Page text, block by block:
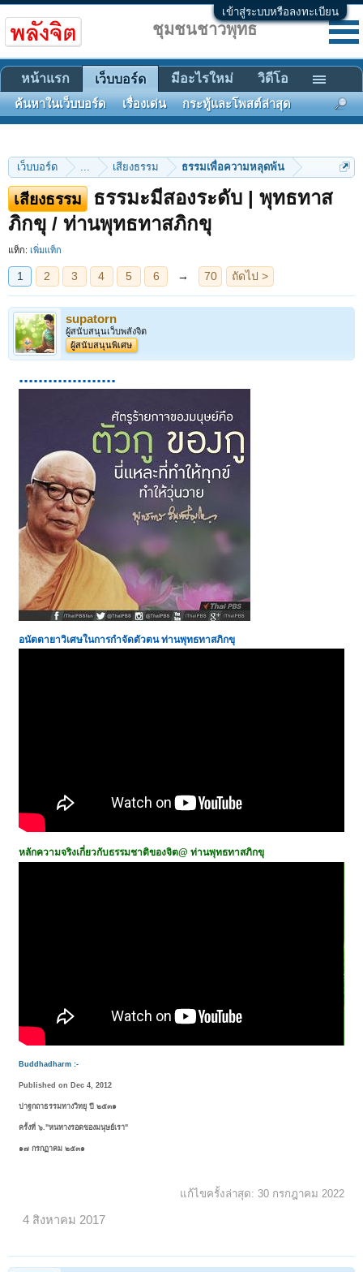
เข้าสู่ระบบหรือลงทะเบียน
เว็บบอร์ด ... เสียงธรรม ธรรมเพื่อความหลุดพ้น
เสียงธรรม
ธรรมะมีสองระดับ | พุทธทาส
ภิกขุ / ท่านพุทธทาสภิกขุ
แท็ก: เพิ่มแท็ก
1 2 3 4 5 6 → 70 ถัดไป >
supatorn
ผู้สนับสนุนเว็บพลังจิต
ผู้สนับสนุนพิเศษ
....................
อนัตตายาวิเศษในการกำจัดตัวตนท่านพุทธทาสภิกขุ
หลักความจริงเกี่ยวกับธรรมชาติของจิต@ ท่านพุทธทาสภิกขุ
Buddhadharm :-
Published on Dec 4, 2012
ปาฐกถาธรรมทางวิทยุ ปี ๒๕๓๑
ครั้งที่ ๖."หนทางรอดของมนุษย์เรา"
๑๗ กรกฏาคม ๒๕๓๑
แก้ไขครั้งล่าสุด: 30 กรกฎาคม 2022
4 สิงหาคม 2017
ชุมชนชาวพุทธ
หน้าแรก เว็บบอร์ด
ค้นหาในเว็บบอร์ด เรื่องเด่น กระทู้และโพสต์ล่าสุด
มีอะไรใหม่ วิดีโอ